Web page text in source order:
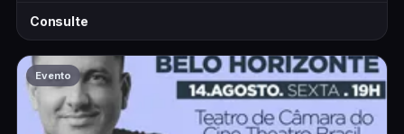
Consulte
Evento